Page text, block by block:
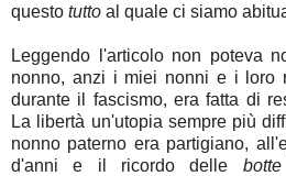
questo tutto al quale ci siamo
Leggendo l'articolo non poteva
nonno, anzi i miei nonni e i loro
durante il fascismo, era fatta di
La libertà un'utopia sempre più
nonno paterno era partigiano,
d'anni e il ricordo delle